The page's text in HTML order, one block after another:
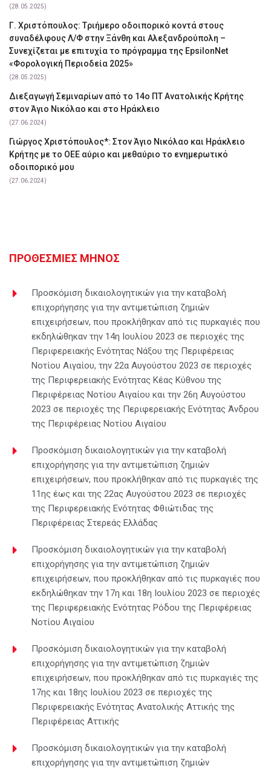
(28.05.2025)
Γ. Χριστόπουλος: Tριήμερο οδοιπορικό κοντά στους
συναδέλφους Λ/Φ στην Ξάνθη και Αλεξανδρούπολη –
Συνεχίζεται με επιτυχία το πρόγραμμα της EpsilonNet
«Φορολογική Περιοδεία 2025»
(28.05.2025)
Διεξαγωγή Σεμιναρίων από το 14ο ΠΤ Ανατολικής Κρήτης
στον Άγιο Νικόλαο και στο Ηράκλειο
(27.06.2024)
Γιώργος Χριστόπουλος*: Στον Άγιο Νικόλαο και Ηράκλειο
Κρήτης με το ΟΕΕ αύριο και μεθαύριο το ενημερωτικό
οδοιπορικό μου
(27.06.2024)
ΠΡΟΘΕΣΜΙΕΣ ΜΗΝΟΣ
Προσκόμιση δικαιολογητικών για την καταβολή
επιχορήγησης για την αντιμετώπιση ζημιών
επιχειρήσεων, που προκλήθηκαν από τις πυρκαγιές που
εκδηλώθηκαν την 14η Ιουλίου 2023 σε περιοχές της
Περιφερειακής Ενότητας Νάξου της Περιφέρειας
Νοτίου Αιγαίου, την 22α Αυγούστου 2023 σε περιοχές
της Περιφερειακής Ενότητας Κέας Κύθνου της
Περιφέρειας Νοτίου Αιγαίου και την 26η Αυγούστου
2023 σε περιοχές της Περιφερειακής Ενότητας Άνδρου
της Περιφέρειας Νοτίου Αιγαίου
Προσκόμιση δικαιολογητικών για την καταβολή
επιχορήγησης για την αντιμετώπιση ζημιών
επιχειρήσεων, που προκλήθηκαν από τις πυρκαγιές της
11ης έως και της 22ας Αυγούστου 2023 σε περιοχές
της Περιφερειακής Ενότητας Φθιώτιδας της
Περιφέρειας Στερεάς Ελλάδας
Προσκόμιση δικαιολογητικών για την καταβολή
επιχορήγησης για την αντιμετώπιση ζημιών
επιχειρήσεων, που προκλήθηκαν από τις πυρκαγιές που
εκδηλώθηκαν την 17η και 18η Ιουλίου 2023 σε περιοχές
της Περιφερειακής Ενότητας Ρόδου της Περιφέρειας
Νοτίου Αιγαίου
Προσκόμιση δικαιολογητικών για την καταβολή
επιχορήγησης για την αντιμετώπιση ζημιών
επιχειρήσεων, που προκλήθηκαν από τις πυρκαγιές της
17ης και 18ης Ιουλίου 2023 σε περιοχές της
Περιφερειακής Ενότητας Ανατολικής Αττικής της
Περιφέρειας Αττικής
Προσκόμιση δικαιολογητικών για την καταβολή
επιχορήγησης για την αντιμετώπιση ζημιών